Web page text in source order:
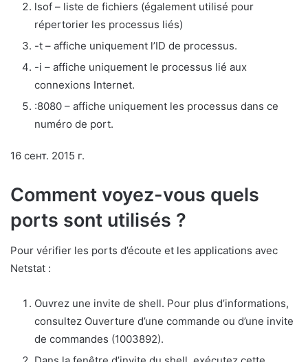
lsof – liste de fichiers (également utilisé pour
répertorier les processus liés)
-t – affiche uniquement l’ID de processus.
-i – affiche uniquement le processus lié aux
connexions Internet.
:8080 – affiche uniquement les processus dans ce
numéro de port.
16 сент. 2015 г.
Comment voyez-vous quels
ports sont utilisés ?
Pour vérifier les ports d’écoute et les applications avec
Netstat :
Ouvrez une invite de shell. Pour plus d’informations,
consultez Ouverture d’une commande ou d’une invite
de commandes (1003892).